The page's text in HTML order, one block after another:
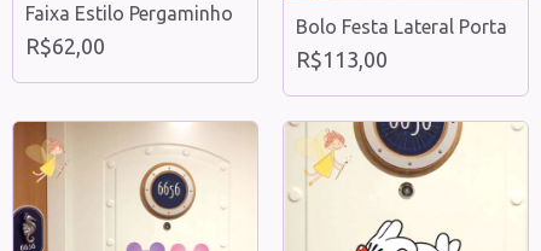
Faixa Estilo Pergaminho
R$62,00
Bolo Festa Lateral Porta
R$113,00